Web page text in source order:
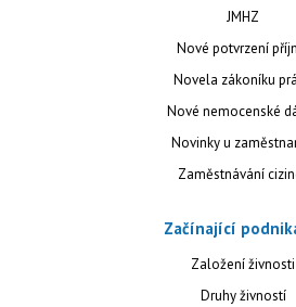
JMHZ
Nové potvrzení
Novela zákoníku
Nové nemocenské
Novinky u
Zaměstnávání
Začínající
Založení živnosti
Druhy živností